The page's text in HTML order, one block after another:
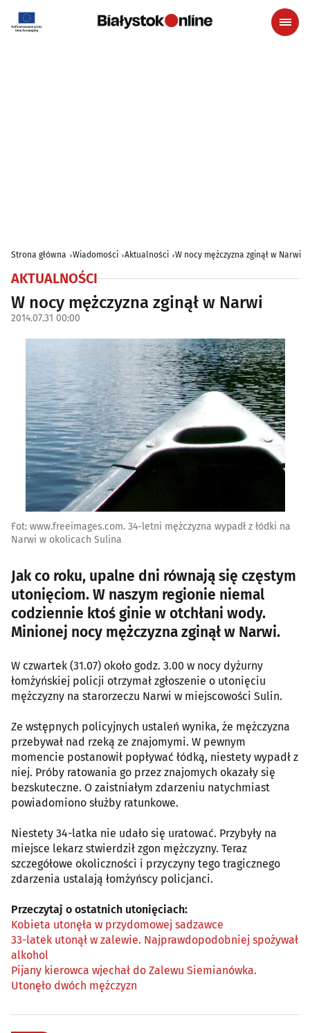
Strona główna Wiadomości Aktualności W nocy mężczyzna zginął w Narwi
AKTUALNOŚCI
W nocy mężczyzna zginął w Narwi
2014.07.31 00:00
Fot: www.freeimages.com. 34-letni mężczyzna wypadł z łódki na
Narwi w okolicach Sulina
Jak co roku, upalne dni równają się częstym
utonięciom. W naszym regionie niemal
codziennie ktoś ginie w otchłani wody.
Minionej nocy mężczyzna zginął w Narwi.
W czwartek (31.07) około godz. 3.00 w nocy dyżurny
łomżyńskiej policji otrzymał zgłoszenie o utonięciu
mężczyzny na starorzeczu Narwi w miejscowości Sulin.
Ze wstępnych policyjnych ustaleń wynika, że mężczyzna
przebywał nad rzeką ze znajomymi. W pewnym
momencie postanowił popływać łódką, niestety wypadł z
niej. Próby ratowania go przez znajomych okazały się
bezskuteczne. O zaistniałym zdarzeniu natychmiast
powiadomiono służby ratunkowe.
Niestety 34-latka nie udało się uratować. Przybyły na
miejsce lekarz stwierdził zgon mężczyzny. Teraz
szczegółowe okoliczności i przyczyny tego tragicznego
zdarzenia ustalają łomżyńscy policjanci.
Przeczytaj o ostatnich utonięciach:
Kobieta utonęła w przydomowej sadzawce
33-latek utonął w zalewie. Najprawdopodobniej spożywał
alkohol
Pijany kierowca wjechał do Zalewu Siemianówka.
Utonęło dwóch mężczyzn